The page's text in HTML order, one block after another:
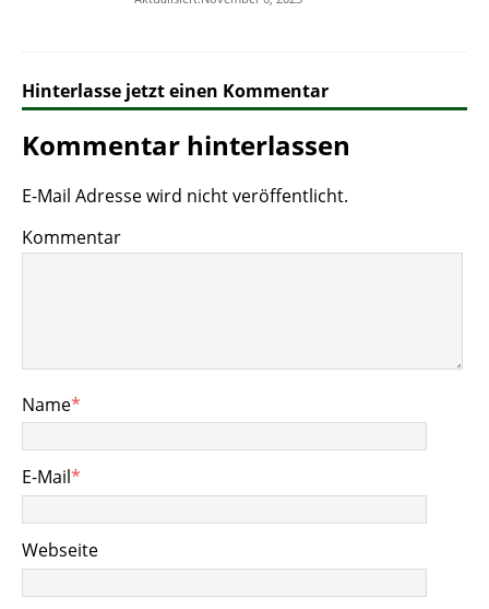
Hinterlasse jetzt einen Kommentar
Kommentar hinterlassen
E-Mail Adresse wird nicht veröffentlicht.
Kommentar
Name*
E-Mail*
Webseite